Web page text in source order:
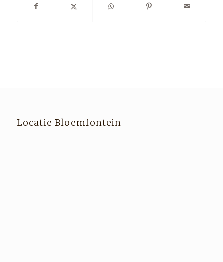
Locatie Bloemfontein